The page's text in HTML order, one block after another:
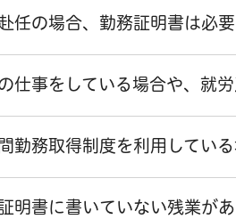
任の場合、勤務証明書は必要
仕事をしている場合や、就
勤務取得制度を利用してい
明書に書いていない残業が